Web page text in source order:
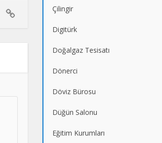
Çilingir
Digitürk
Doğalgaz Tesisatı
Dönerci
Döviz Bürosu
Düğün Salonu
Eğitim Kurumları